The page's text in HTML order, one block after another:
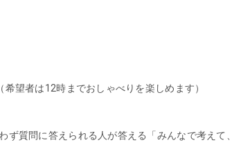
望者は12時までおしゃべりを楽しめます）
質問に答えられる人が答える「みんなで考えて、